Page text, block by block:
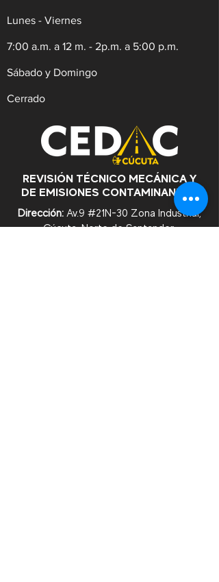
Lunes - Viernes
7:00 a.m. a 12 m. - 2p.m. a 5:00 p.m.
Sábado y Domingo
Cerrado
REVISIÓN TÉCNICO MECÁNICA Y
DE EMISIONES CONTAMINANTES
Dirección: Av.9 #21N-30 Zona Industrial,
Cúcuta. Norte de Santander.